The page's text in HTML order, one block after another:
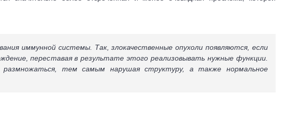
иммунной системы. Так, злокачественные опухоли появляются, если
переставая в результате этого реализовывать нужные функции.
тем самым нарушая структуру, а также нормальное